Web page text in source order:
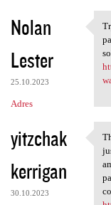
Nolan
Lester
25.10.2023
Adres
yitzchak
kerrigan
30.10.2023